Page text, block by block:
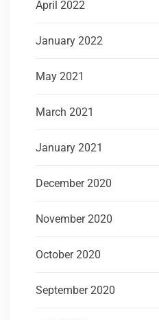
April 2022
January 2022
May 2021
March 2021
January 2021
December 2020
November 2020
October 2020
September 2020